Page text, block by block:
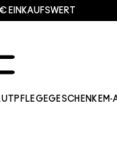
EINKAUFSWERT​
GESCHENKE